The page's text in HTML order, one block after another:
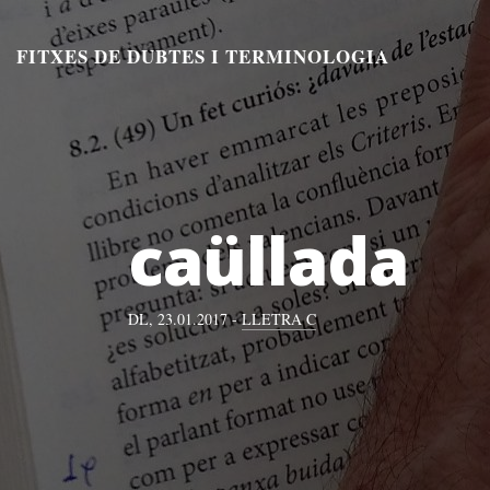
contingut
FITXES DE DUBTES I TERMINOLOGIA
caüllada
DL, 23.01.2017 -LLETRA C